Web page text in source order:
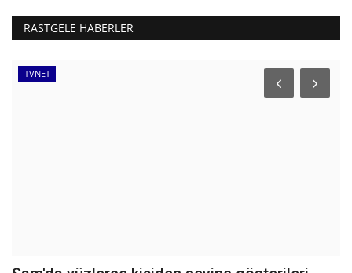
RASTGELE HABERLER
TVNET